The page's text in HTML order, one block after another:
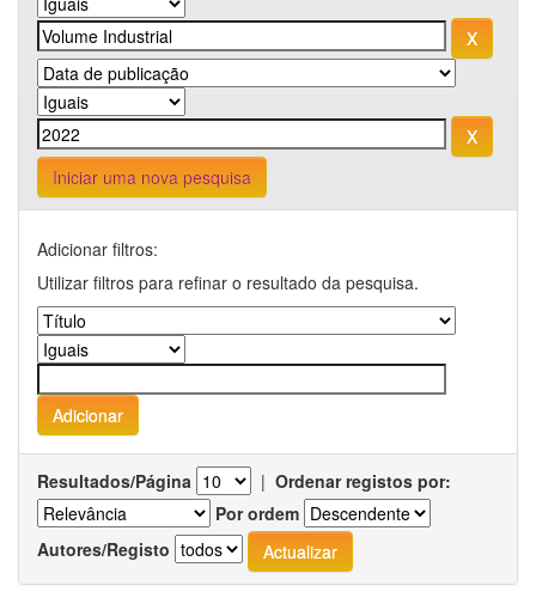
Iniciar uma nova pesquisa
Adicionar filtros:
Utilizar filtros para refinar o resultado da pesquisa.
Resultados/Página | Ordenar registos por:
Por ordem
Autores/Registo